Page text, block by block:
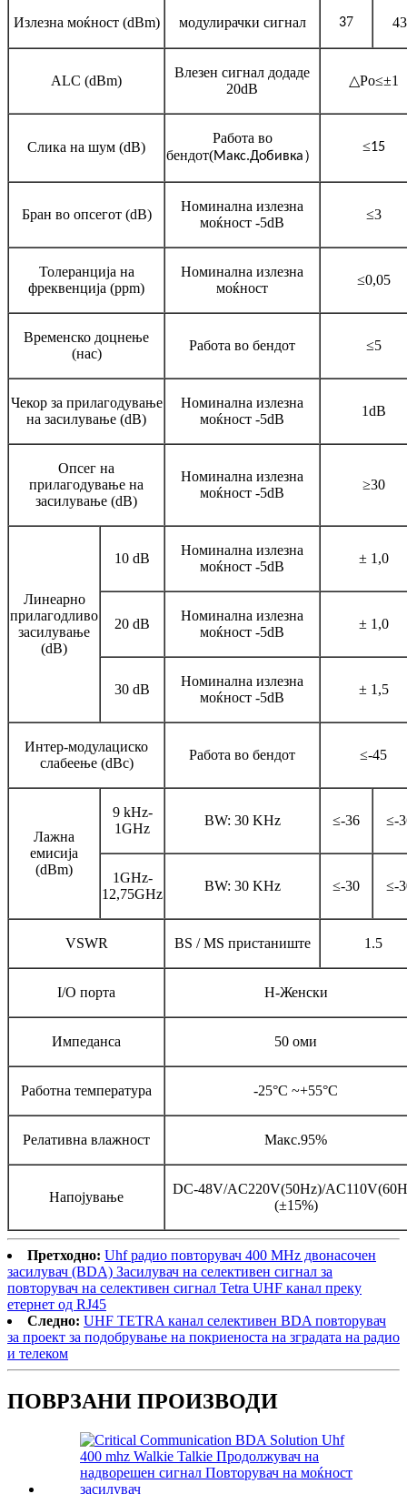
Излезна моќност (dBm) модулирачки сигнал 37 43
ALC (dBm)
Влезен сигнал додаде
20dB
△Po≤±1
Слика на шум (dB)
Работа во
бендот(Макс.Добивка）
≤15
Бран во опсегот (dB)
Номинална излезна
моќност -5dB
≤3
Толеранција на
фреквенција (ppm)
Номинална излезна
моќност
≤0,05
Временско доцнење
(нас)
Работа во бендот ≤5
Чекор за прилагодување
на засилување (dB)
Номинална излезна
моќност -5dB
1dB
Опсег на
прилагодување на
засилување (dB)
Номинална излезна
моќност -5dB
≥30
Линеарно
прилагодливо
засилување
(dB)
10 dB
Номинална излезна
моќност -5dB
± 1,0
20 dB
Номинална излезна
моќност -5dB
± 1,0
30 dB
Номинална излезна
моќност -5dB
± 1,5
Интер-модулациско
слабеење (dBc)
Работа во бендот ≤-45
Лажна
емисија
(dBm)
9 kHz-
1GHz
BW: 30 KHz ≤-36 ≤-
1GHz-
12,75GHz
BW: 30 KHz ≤-30 ≤-
VSWR BS / MS пристаниште 1.5
I/O порта Н-Женски
Импеданса 50 оми
Работна температура -25°C ~+55°C
Релативна влажност Макс.95%
Напојување
DC-48V/AC220V(50Hz)/
(±15%)
Претходно: Uhf радио повторувач 400 MHz двонасочен
засилувач (BDA) Засилувач на селективен сигнал за
повторувач на селективен сигнал Tetra UHF канал преку
етернет од RJ45
Следно: UHF TETRA канал селективен BDA повторувач
за проект за подобрување на покриеноста на зградата на радио
и телеком
ПОВРЗАНИ ПРОИЗВОДИ